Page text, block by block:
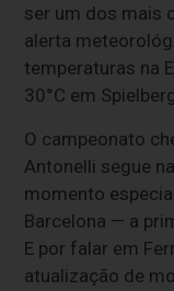
ser um dos mais
alerta
temperaturas na
30°C em
O campeonato
Antonelli segue
momento
Barcelona — a
E por falar em
atualização de